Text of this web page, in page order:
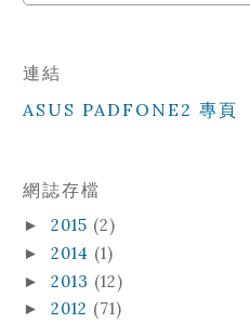
連結
ASUS PADFONE2 專頁
網誌存檔
►2015 (2)
►2014 (1)
►2013 (12)
►2012 (71)